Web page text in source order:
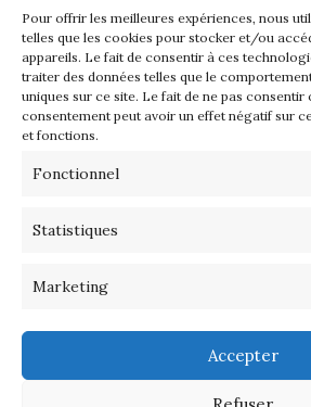
Pour offrir les meilleures expériences, nous
telles que les cookies pour stocker et/ou
appareils. Le fait de consentir à ces
traiter des données telles que le
uniques sur ce site. Le fait de ne pas
consentement peut avoir un effet négatif sur
et fonctions.
Fonctionnel
Statistiques
Marketing
Accepter
Les petits formats du
d’Orange : Mercredi
10h à 20h
2026 – Maison du Phare
d’artistes – 13 et 14